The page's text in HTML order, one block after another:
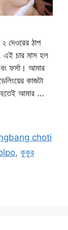
ঠাপ
চার মাস হল
ফর্সা। আমার
কাজটা
হতেই আমার …
choti
, কুকুর